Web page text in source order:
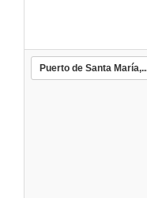
Puerto de Santa